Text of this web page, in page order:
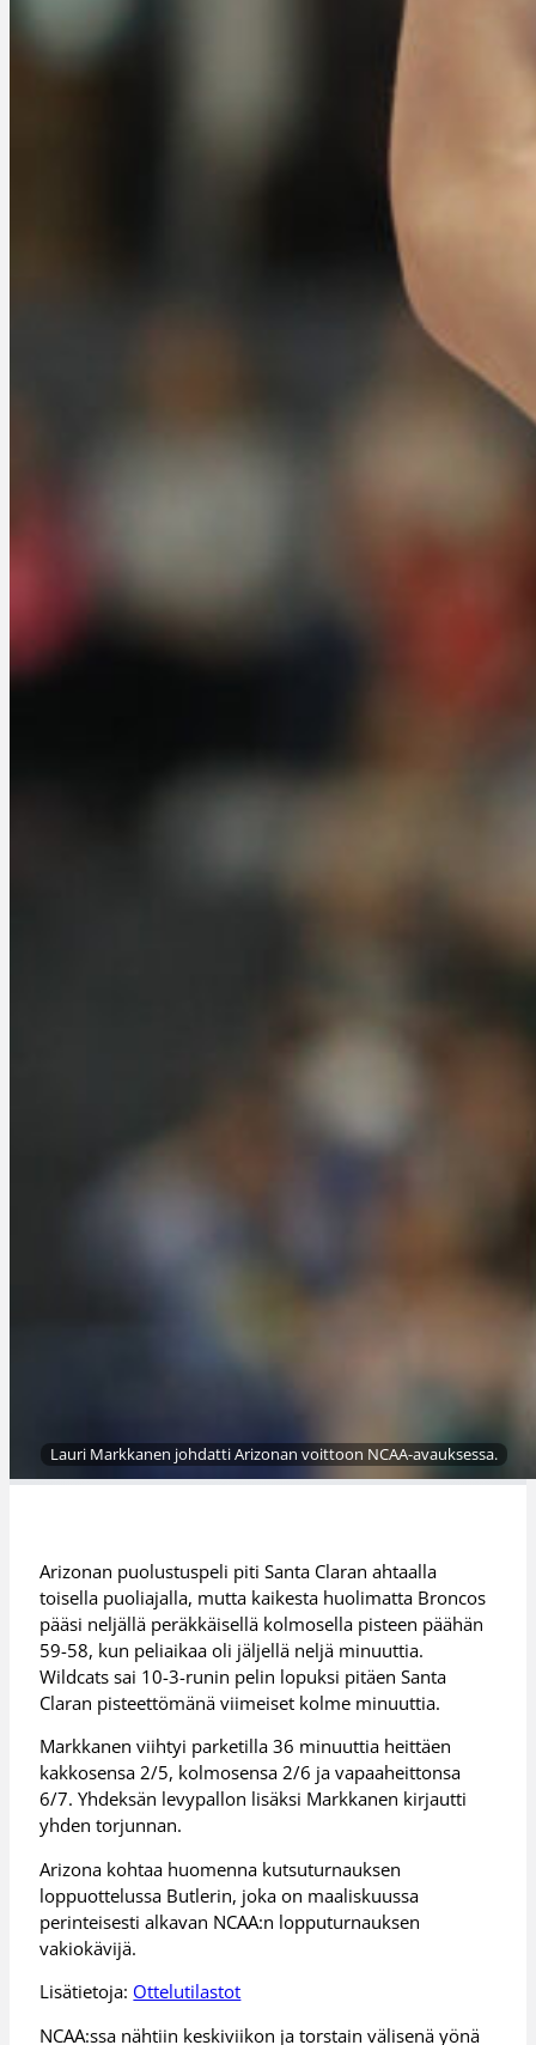
Lauri Markkanen johdatti Arizonan voittoon NCAA-avauksessa.
Arizonan puolustuspeli piti Santa Claran ahtaalla
toisella puoliajalla, mutta kaikesta huolimatta Broncos
pääsi neljällä peräkkäisellä kolmosella pisteen päähän
59-58, kun peliaikaa oli jäljellä neljä minuuttia.
Wildcats sai 10-3-runin pelin lopuksi pitäen Santa
Claran pisteettömänä viimeiset kolme minuuttia.
Markkanen viihtyi parketilla 36 minuuttia heittäen
kakkosensa 2/5, kolmosensa 2/6 ja vapaaheittonsa
6/7. Yhdeksän levypallon lisäksi Markkanen kirjautti
yhden torjunnan.
Arizona kohtaa huomenna kutsuturnauksen
loppuottelussa Butlerin, joka on maaliskuussa
perinteisesti alkavan NCAA:n lopputurnauksen
vakiokävijä.
Lisätietoja: Ottelutilastot
NCAA:ssa nähtiin keskiviikon ja torstain välisenä yönä